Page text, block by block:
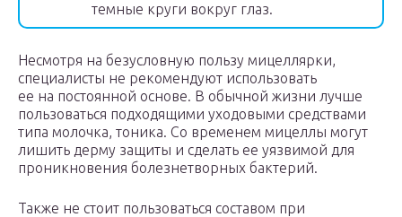
темные круги вокруг глаз.
Несмотря на безусловную пользу мицеллярки,
специалисты не рекомендуют использовать
ее на постоянной основе. В обычной жизни лучше
пользоваться подходящими уходовыми средствами
типа молочка, тоника. Со временем мицеллы могут
лишить дерму защиты и сделать ее уязвимой для
проникновения болезнетворных бактерий.
Также не стоит пользоваться составом при